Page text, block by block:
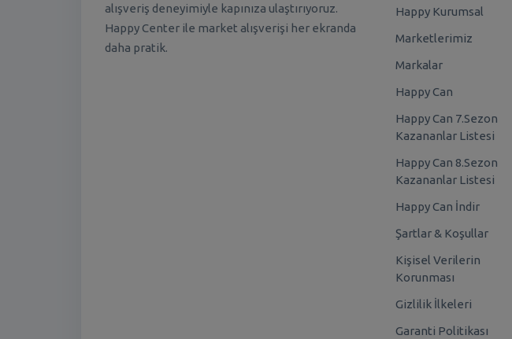
alışveriş deneyimiyle kapınıza ulaştırıyoruz.
Happy Center ile market alışverişi her ekranda
daha pratik.
Happy Kurumsal
Marketlerimiz
Markalar
Happy Can
Happy Can 7.Sezon
Kazananlar Listesi
Happy Can 8.Sezon
Kazananlar Listesi
Happy Can İndir
Şartlar & Koşullar
Kişisel Verilerin
Korunması
Gizlilik İlkeleri
Garanti Politikası